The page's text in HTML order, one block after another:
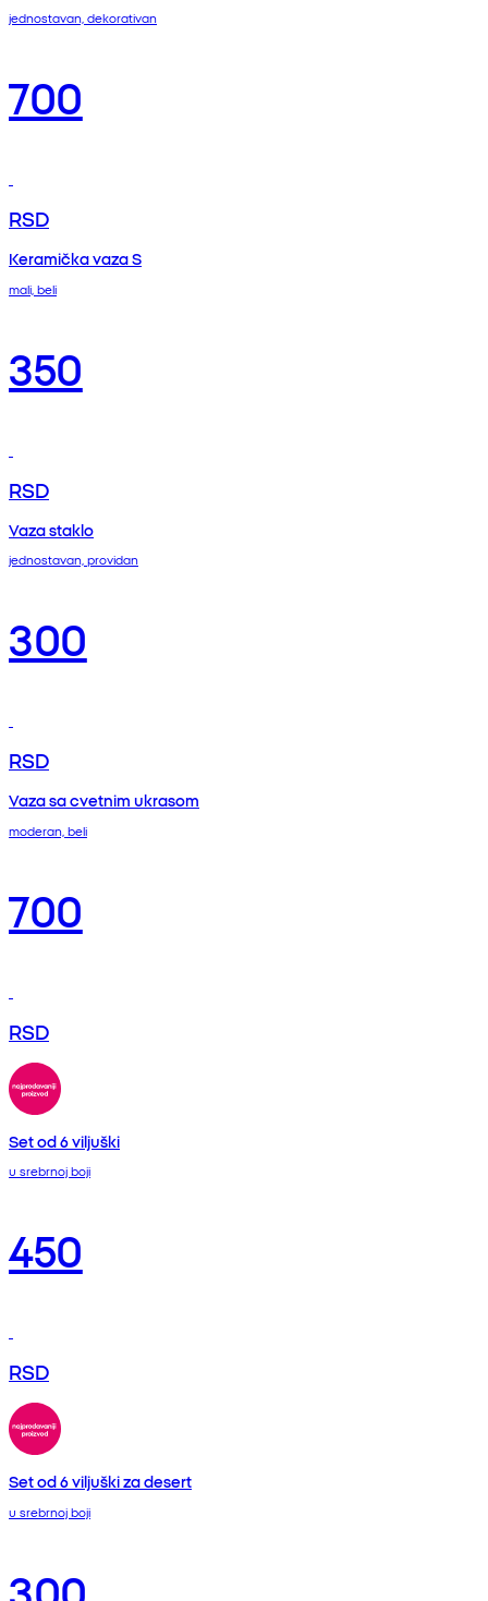
jednostavan, dekorativan
700
RSD
Keramička vaza S
mali, beli
350
RSD
Vaza staklo
jednostavan, providan
300
RSD
Vaza sa cvetnim ukrasom
moderan, beli
700
RSD
Set od 6 viljuški
u srebrnoj boji
450
RSD
Set od 6 viljuški za desert
u srebrnoj boji
300